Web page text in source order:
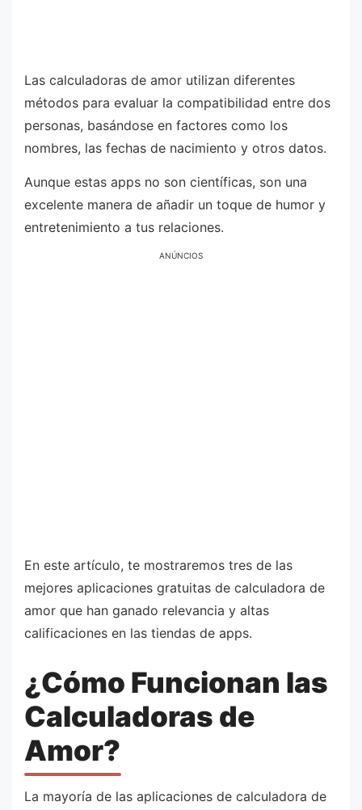
Las calculadoras de amor utilizan diferentes
métodos para evaluar la compatibilidad entre dos
personas, basándose en factores como los
nombres, las fechas de nacimiento y otros datos.
Aunque estas apps no son científicas, son una
excelente manera de añadir un toque de humor y
entretenimiento a tus relaciones.
ANÚNCIOS
En este artículo, te mostraremos tres de las
mejores aplicaciones gratuitas de calculadora de
amor que han ganado relevancia y altas
calificaciones en las tiendas de apps.
¿Cómo Funcionan las
Calculadoras de
Amor?
La mayoría de las aplicaciones de calculadora de